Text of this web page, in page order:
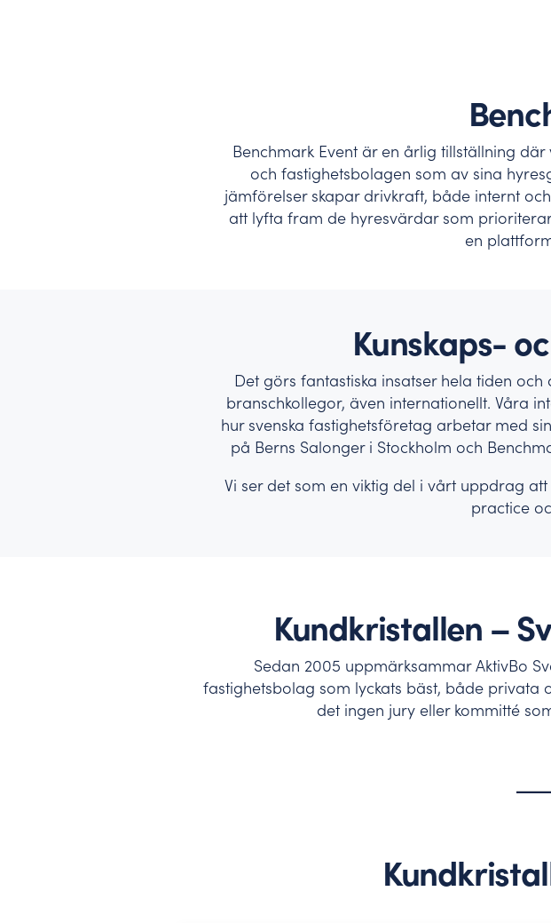
Jämför er mot branschen, vår data hjälper er att sätta mål och skapa
Benchmark Event är en årlig tillställning
och fastighetsbolagen som av sina
jämförelser skapar drivkraft, både internt
att lyfta fram de hyresvärdar som
en
Kunskaps-
Det görs fantastiska insatser hela tiden
branschkollegor, även internationellt. Våra
hur svenska fastighetsföretag arbetar med
på Berns Salonger i Stockholm och
Vi ser det som en viktig del i vårt uppdrag
practice
Kundkristallen –
Sedan 2005 uppmärksammar AktivBo
fastighetsbolag som lyckats bäst, både
det ingen jury eller kommitté